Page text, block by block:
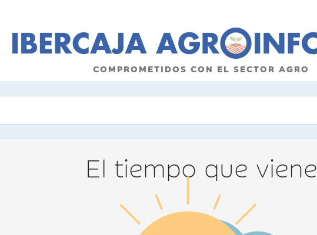
COMPROMETIDOS CON EL SECTOR AGRO
El tiempo que viene